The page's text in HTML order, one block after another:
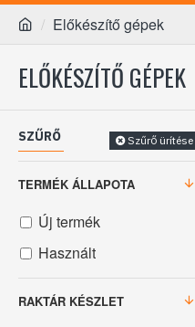
Előkészítő gépek
ELŐKÉSZÍTŐ GÉPEK
SZŰRŐ Szűrő ürítése
TERMÉK ÁLLAPOTA
Új termék
Használt
RAKTÁR KÉSZLETBotmixerek